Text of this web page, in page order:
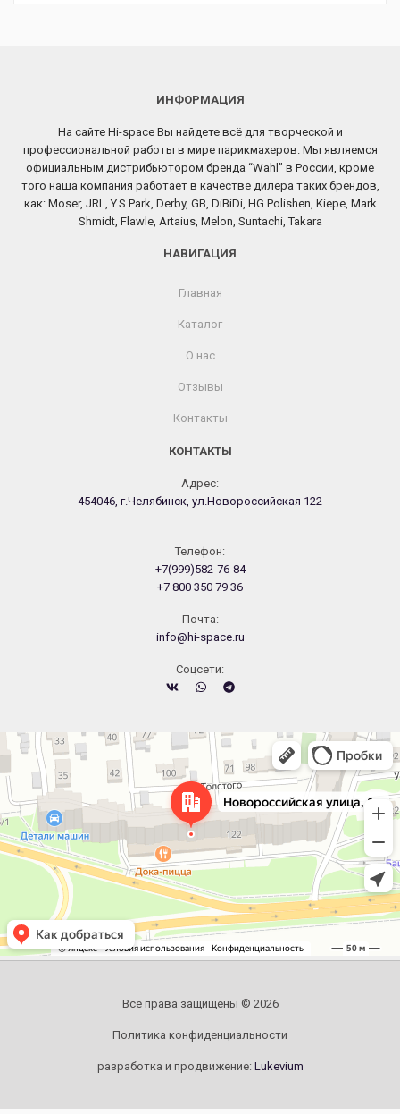
ИНФОРМАЦИЯ
На сайте Hi-space Вы найдете всё для творческой и
профессиональной работы в мире парикмахеров. Мы являемся
официальным дистрибьютором бренда “Wahl” в России, кроме
того наша компания работает в качестве дилера таких брендов,
как: Moser, JRL, Y.S.Park, Derby, GB, DiBiDi, HG Polishen, Kiepe, Mark
Shmidt, Flawle, Artaius, Melon, Suntachi, Takara
НАВИГАЦИЯ
Главная
Каталог
О нас
Отзывы
Контакты
КОНТАКТЫ
Адрес:
454046, г.Челябинск, ул.Новороссийская 122
Телефон:
+7(999)582-76-84
+7 800 350 79 36
Почта:
info@hi-space.ru
Cоцсети:
Челябинск
Новороссийская улица, 122 — Яндекс.Карты
Все права защищены © 2026
Политика конфиденциальности
разработка и продвижение: Lukevium